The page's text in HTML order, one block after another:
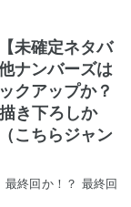
未確定ネタバ
ナンバーズは
クアップか？
き下ろしか
こちらジャン
最終回か！？ 最終回